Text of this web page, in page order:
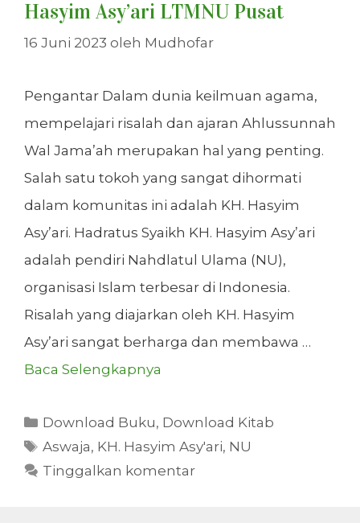
Hasyim Asy’ari LTMNU Pusat
16 Juni 2023 oleh Mudhofar
Pengantar Dalam dunia keilmuan agama,
mempelajari risalah dan ajaran Ahlussunnah
Wal Jama’ah merupakan hal yang penting.
Salah satu tokoh yang sangat dihormati
dalam komunitas ini adalah KH. Hasyim
Asy’ari. Hadratus Syaikh KH. Hasyim Asy’ari
adalah pendiri Nahdlatul Ulama (NU),
organisasi Islam terbesar di Indonesia.
Risalah yang diajarkan oleh KH. Hasyim
Asy’ari sangat berharga dan membawa …
Baca Selengkapnya
Kategori
Download Buku, Download Kitab
Tag
Aswaja, KH. Hasyim Asy'ari, NU
Tinggalkan komentar